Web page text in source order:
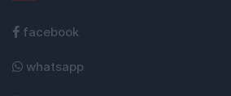
facebook
whatsapp